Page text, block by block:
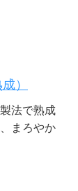
）
法で熟成
まろやか